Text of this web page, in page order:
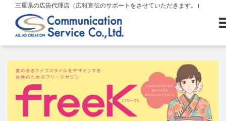
三重県の広告代理店（広報宣伝のサポートをさせていただきます。）